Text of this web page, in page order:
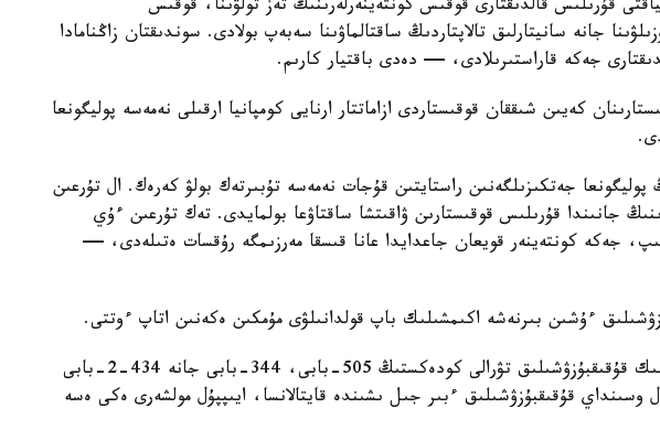
قۇرىلىس قالدىقتارى قوقىس كونتەينەرلەرىنىڭ تەز تولۋىنا، قوقىس
جانە سانيتارلىق تالاپتاردىڭ ساقتالماۋىنا سەبەپ بولادى. سوندىقتان زاڭنامادا
جەكە قاراستىرىلادى، — دەدى باقتيار كارىم.
كەيىن شىققان قوقىستاردى ازاماتتار ارنايى كومپانيا ارقىلى نەمەسە پوليگونعا
جەتكىزىلگەنىن راستايتىن قۇجات نەمەسە تۇبىرتەك بولۋ كەرەك. ال تۇرعىن
جانىندا قۇرىلىس قوقىستارىن ۋاقىتشا ساقتاۋعا بولمايدى. تەك تۇرعىن ءۇي
جەكە كونتەينەر قويعان جاعدايدا عانا قىسقا مەرزىمگە رۇقسات ەتىلەدى، —
ءۇشىن بىرنەشە اكىمشىلىك باپ قولدانىلۋى مۇمكىن ەكەنىن اتاپ ءوتتى.
— مۇنداي جاعدايدا اكىمشىلىك قۇقىقبۇزۋشىلىق تۋرالى كودەكستىڭ 505-بابى، 344-بابى جانە 434-2-بابى
وسىنداي قۇقىقبۇزۋشىلىق ءبىر جىل ىشىندە قايتالانسا، ايىپپۇل مولشەرى ەكى ەسە